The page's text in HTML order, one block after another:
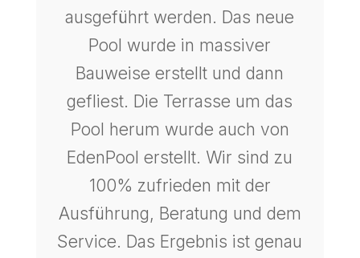
ausgeführt werden. Das neue
Pool wurde in massiver
Bauweise erstellt und dann
gefliest. Die Terrasse um das
Pool herum wurde auch von
EdenPool erstellt. Wir sind zu
100% zufrieden mit der
Ausführung, Beratung und dem
Service. Das Ergebnis ist genau